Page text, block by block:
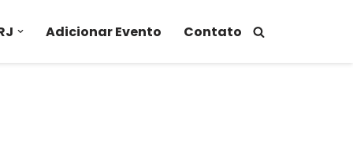
Adicionar Evento Contato